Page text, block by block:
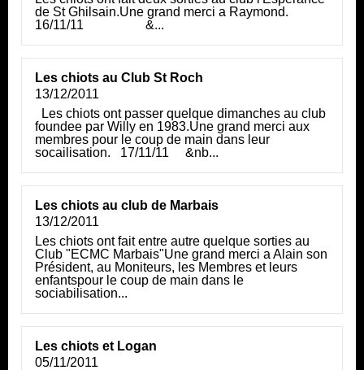
de St Ghilsain.Une grand merci a Raymond.
16/11/11 &...
Les chiots au Club St Roch
13/12/2011
Les chiots ont passer quelque dimanches au club
foundee par Willy en 1983.Une grand merci aux
membres pour le coup de main dans leur
socailisation. 17/11/11 &nb...
Les chiots au club de Marbais
13/12/2011
Les chiots ont fait entre autre quelque sorties au
Club "ECMC Marbais"Une grand merci a Alain son
Président, au Moniteurs, les Membres et leurs
enfantspour le coup de main dans le
sociabilisation...
Les chiots et Logan
05/11/2011